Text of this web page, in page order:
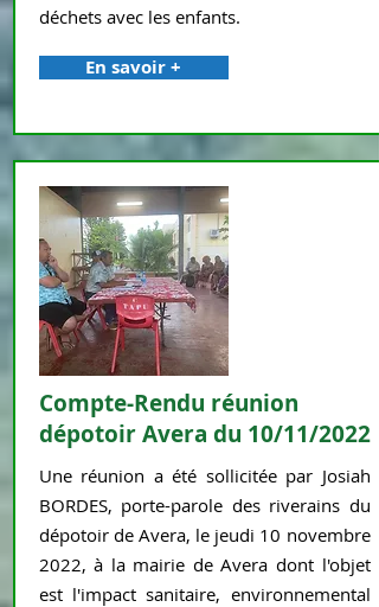
déchets avec les enfants.
En savoir +
Compte-Rendu réunion
dépotoir Avera du 10/11/2022
Une réunion a été sollicitée par Josiah
BORDES, porte-parole des riverains du
dépotoir de Avera, le jeudi 10 novembre
2022, à la mairie de Avera dont l'objet
est l'impact sanitaire, environnemental